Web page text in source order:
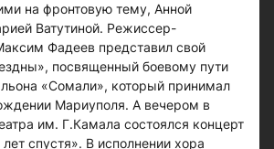
на фронтовую тему, Анной
Ватутиной. Режиссер-
Фадеев представил свой
посвященный боевому пути
«Сомали», который принимал
Мариуполя. А вечером в
им. Г.Камала состоялся концерт
спустя». В исполнении хора